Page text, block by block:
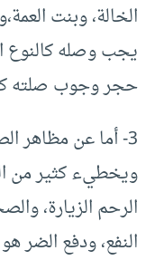
الخالة، وبنت
يجب وصله كالنوع
حجر وجوب صلته
3- أما عن مظاهر
ويخطيء كثير من
الرحم الزيارة،
النفع، ودفع الضر